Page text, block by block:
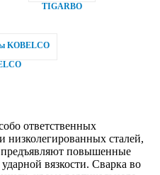
TIGARBO
ответственных
низколегированных сталей,
предъявляют повышенные
вязкости. Сварка во